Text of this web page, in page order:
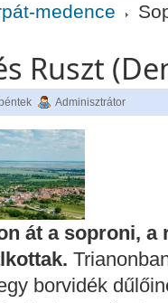
medence
Ruszt
Adminisztrátor
át a soproni,
borvidék